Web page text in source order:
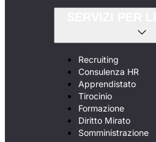
Recruiting
Consulenza HR
Apprendistato
Tirocinio
Formazione
Diritto Mirato
Somministrazione